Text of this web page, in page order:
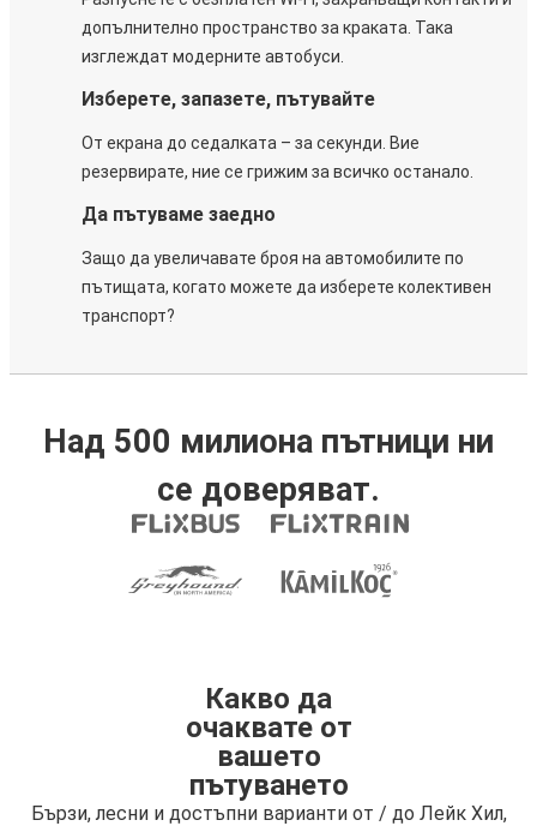
допълнително пространство за краката. Така
изглеждат модерните автобуси.
Изберете, запазете, пътувайте
От екрана до седалката – за секунди. Вие
резервирате, ние се грижим за всичко останало.
Да пътуваме заедно
Защо да увеличавате броя на автомобилите по
пътищата, когато можете да изберете колективен
транспорт?
Над 500 милиона пътници ни
се доверяват.
Какво да
очаквате от
вашето
пътуването
Бързи, лесни и достъпни варианти от / до Лейк Хил,